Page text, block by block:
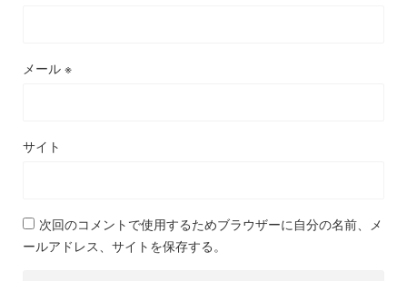
メール ※
サイト
次回のコメントで使用するためブラウザーに自分の名前、メ
ールアドレス、サイトを保存する。